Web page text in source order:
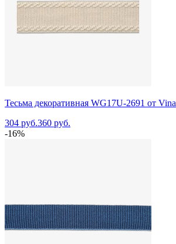
Тесьма декоративная WG17U-2691 от
304 руб.360 руб.
-16%